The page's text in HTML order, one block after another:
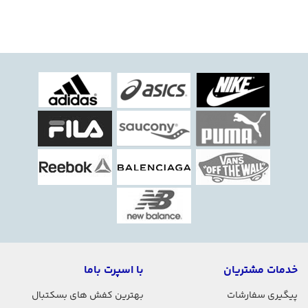
خدمات مشتریان
پیگیری سفارشات
با اسپرت باما
بهترین کفش های بسکتبال